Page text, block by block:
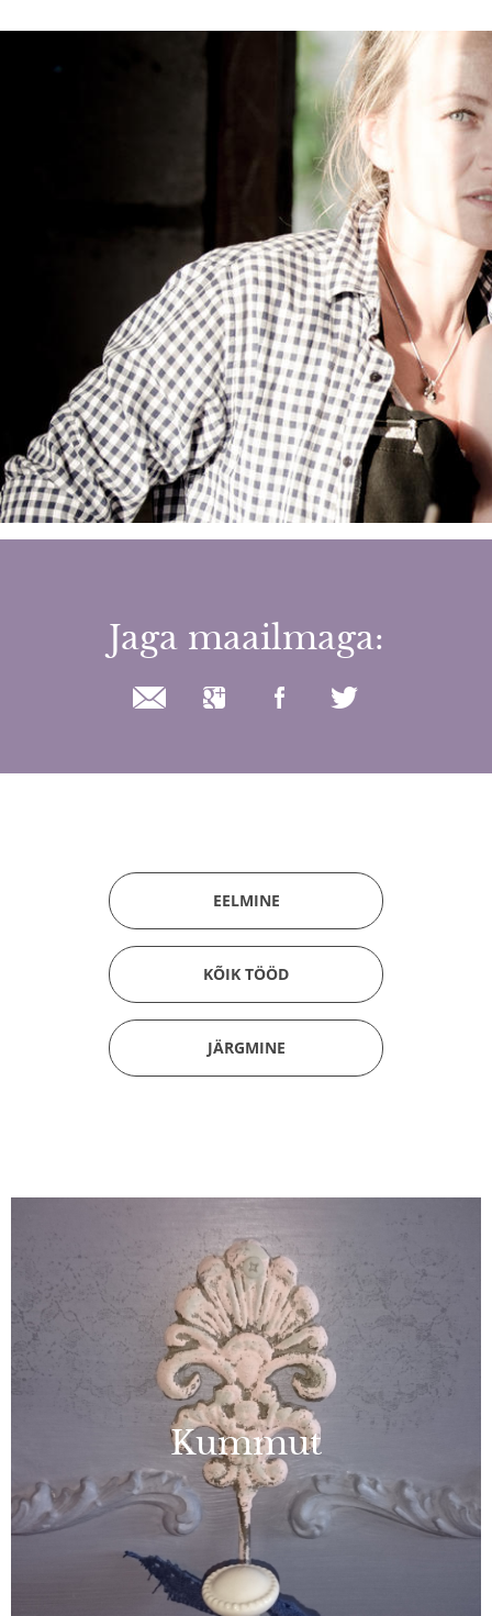
Jaga maailmaga:
EELMINE
KÕIK TÖÖD
JÄRGMINE
Kummut